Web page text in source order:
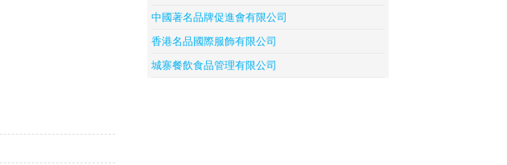
中國著名品牌促進會有限公司
香港名品國際服飾有限公司
城寨餐飲食品管理有限公司